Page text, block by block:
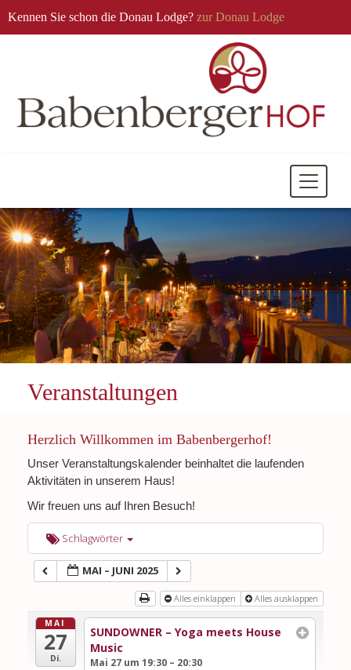
Kennen Sie schon die Donau Lodge? zur Donau Lodge
Mobile
Veranstaltungen
Herzlich Willkommen im Babenbergerhof!
Unser Veranstaltungskalender beinhaltet die laufenden
Aktivitäten in unserem Haus!
Wir freuen uns auf Ihren Besuch!
Schlagwörter
MAI – JUNI 2025
Alles einklappen Alles ausklappen
MAI
27
Di.
SUNDOWNER – Yoga meets House
Music
Mai 27 um 19:30 – 20:30